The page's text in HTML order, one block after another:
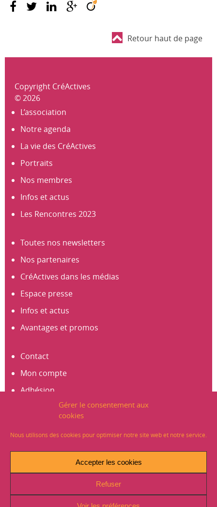
Gérer le consentement aux
cookies
Nous utilisons des cookies pour optimiser notre site web et notre service.
Accepter les cookies
Refuser
Retour haut de page
Copyright CréActives
© 2026
L’association
Notre agenda
La vie des CréActives
Portraits
Nos membres
Infos et actus
Les Rencontres 2023
Toutes nos newsletters
Nos partenaires
CréActives dans les médias
Espace presse
Infos et actus
Avantages et promos
Contact
Mon compte
Adhésion
S’abonner à la newsletter
Mentions légales
Politique de Confidentialité (RGPD)